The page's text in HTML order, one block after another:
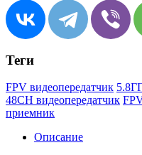
Теги
FPV видеопередатчик
48CH видеопередатчик
приемник
Описание